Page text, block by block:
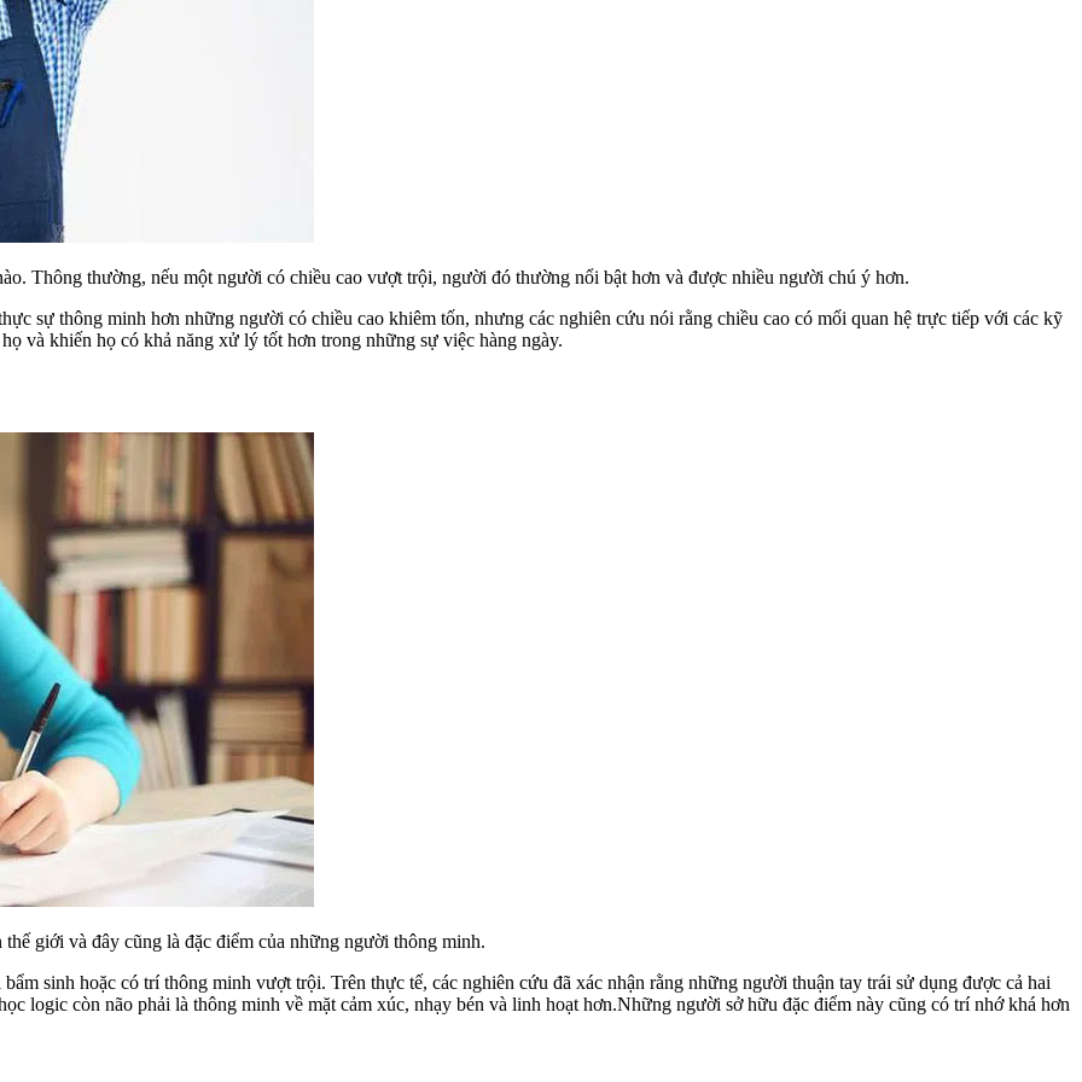
Thông thường, nếu một người có chiều cao vượt trội, người đó thường nổi bật hơn và được nhiều người chú ý hơn.
sự thông minh hơn những người có chiều cao khiêm tốn, nhưng các nghiên cứu nói rằng chiều cao có mối quan hệ trực tiếp với các kỹ
và khiến họ có khả năng xử lý tốt hơn trong những sự việc hàng ngày.
giới và đây cũng là đặc điểm của những người thông minh.
sinh hoặc có trí thông minh vượt trội. Trên thực tế, các nghiên cứu đã xác nhận rằng những người thuận tay trái sử dụng được cả hai
logic còn não phải là thông minh về mặt cảm xúc, nhạy bén và linh hoạt hơn.Những người sở hữu đặc điểm này cũng có trí nhớ khá hơn